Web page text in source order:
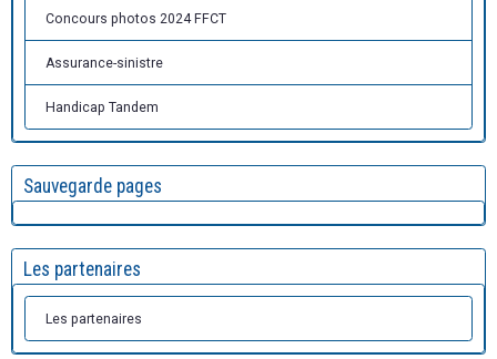
Concours photos 2024 FFCT
Assurance-sinistre
Handicap Tandem
Sauvegarde pages
Les partenaires
Les partenaires